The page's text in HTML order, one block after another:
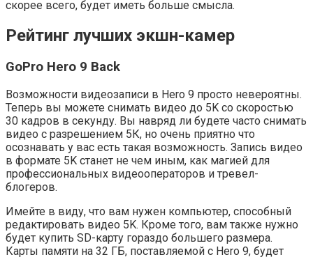
скорее всего, будет иметь больше смысла.
Рейтинг лучших экшн-камер
GoPro Hero 9 Back
Возможности видеозаписи в Hero 9 просто невероятны.
Теперь вы можете снимать видео до 5K со скоростью
30 кадров в секунду. Вы навряд ли будете часто снимать
видео с разрешением 5К, но очень приятно что
осознавать у вас есть такая возможность. Запись видео
в формате 5K станет не чем иным, как магией для
профессиональных видеооператоров и тревел-
блогеров.
Имейте в виду, что вам нужен компьютер, способный
редактировать видео 5K. Кроме того, вам также нужно
будет купить SD-карту гораздо большего размера.
Карты памяти на 32 ГБ, поставляемой с Hero 9, будет